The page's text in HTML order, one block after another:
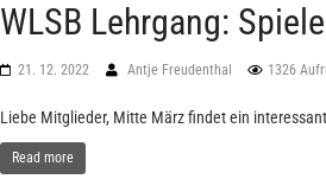
WLSB Lehrgang:
21. 12. 2022 Antje Freudenthal 1326
Liebe Mitglieder, Mitte März findet ein
Read more